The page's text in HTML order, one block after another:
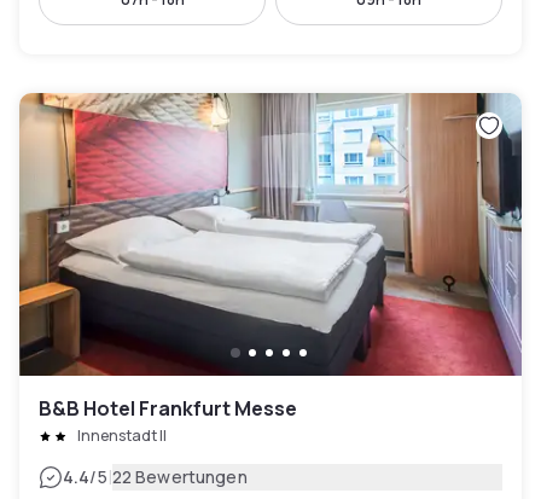
B&B Hotel Frankfurt Messe
Innenstadt II
4.4/5|22 Bewertungen